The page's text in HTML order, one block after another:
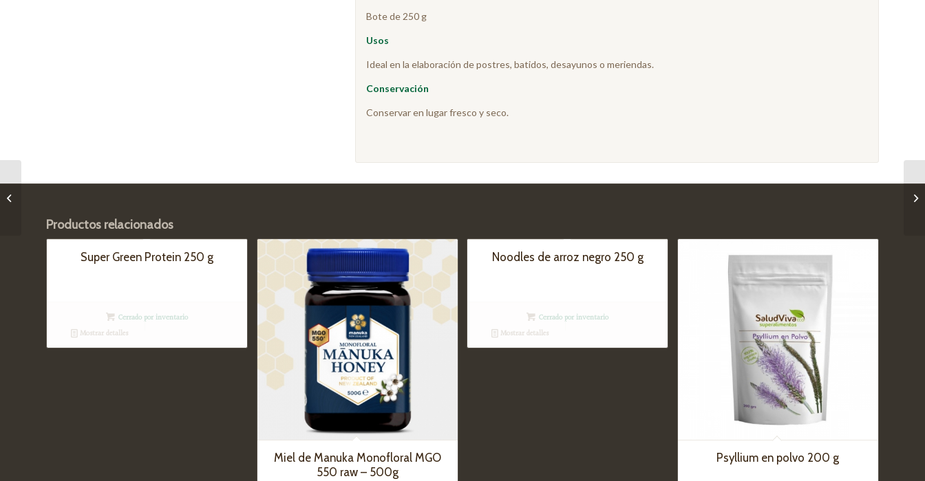
Bote de 250 g
Usos
Ideal en la elaboración de postres, batidos, desayunos o meriendas.
Conservación
Conservar en lugar fresco y seco.
Productos relacionados
Super Green Protein 250 g
Cerrado por inventario
Mostrar detalles
Miel de Manuka Monofloral MGO
550 raw – 500g
Noodles de arroz negro 250 g
Cerrado por inventario
Mostrar detalles
Psyllium en polvo 200 g